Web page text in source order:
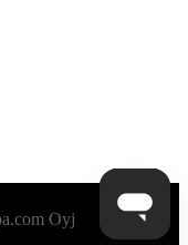
Oyj